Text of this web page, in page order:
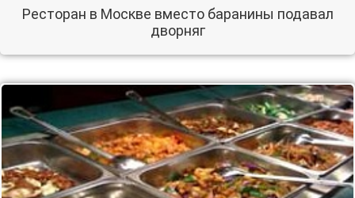
Ресторан в Москве вместо баранины подавал
дворняг